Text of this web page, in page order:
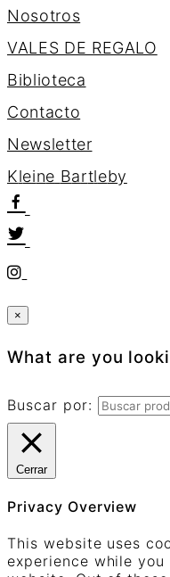
Nosotros
VALES DE REGALO
Biblioteca
Contacto
Newsletter
Kleine Bartleby
×
What are you
Buscar por:
Cerrar
Privacy Overview
This website uses
experience while